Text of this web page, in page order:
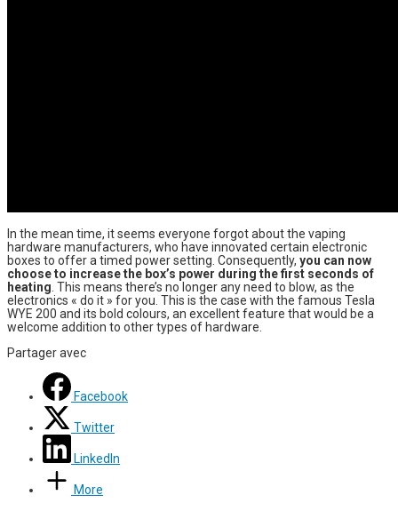
In the mean time, it seems everyone forgot about the vaping
hardware manufacturers, who have innovated certain electronic
boxes to offer a timed power setting. Consequently, you can now
choose to increase the box’s power during the first seconds of
heating This means there’s no longer any need to blow, as the
electronics « do it » for you. This is the case with the famous Tesla
WYE 200 and its bold colours, an excellent feature that would be a
welcome addition to othertypes of hardware
Partager avec
Facebook
Twitter
LinkedIn
More